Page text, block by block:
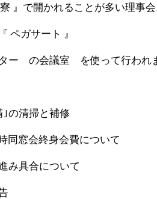
』で開かれることが多い理事会
ペガサート 』
ー の会議室 を使って行われ
｣の清掃と補修
同窓会終身会費について
み具合について